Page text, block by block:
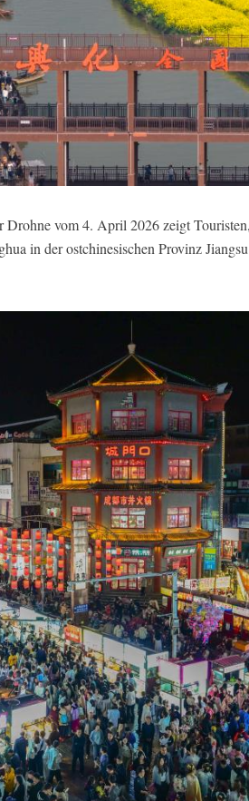
vom 4. April 2026 zeigt
in der ostchinesischen Provinz